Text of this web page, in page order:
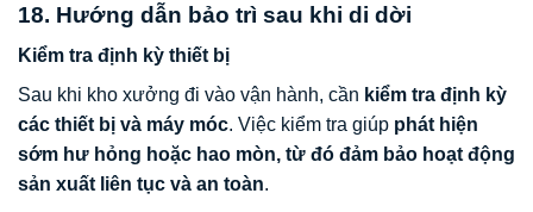
18. Hướng dẫn bảo trì sau khi di dời
Kiểm tra định kỳ thiết bị
Sau khi kho xưởng đi vào vận hành, cần kiểm tra định kỳ
các thiết bị và máy móc. Việc kiểm tra giúp phát hiện
sớm hư hỏng hoặc hao mòn, từ đó đảm bảo hoạt động
sản xuất liên tục và an toàn.